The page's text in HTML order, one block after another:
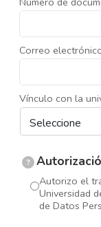
Correo
Vínculo con la
?
Autorizo el
Universidad
de Datos